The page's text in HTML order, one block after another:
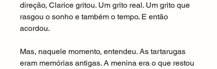
direção, Clarice gritou. Um grito real. Um grito que
rasgou o sonho e também o tempo. E então
acordou.
Mas, naquele momento, entendeu. As tartarugas
eram memórias antigas. A menina era o que restou